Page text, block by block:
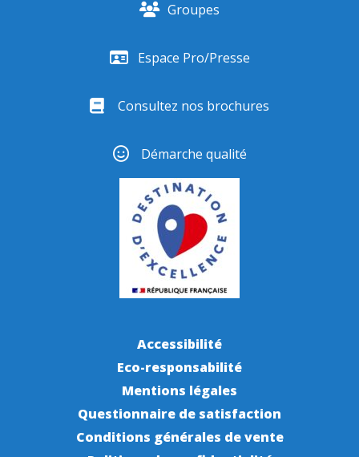
Groupes
Espace Pro/Presse
Consultez nos brochures
Démarche qualité
Accessibilité
Eco-responsabilité
Mentions légales
Questionnaire de satisfaction
Conditions générales de vente